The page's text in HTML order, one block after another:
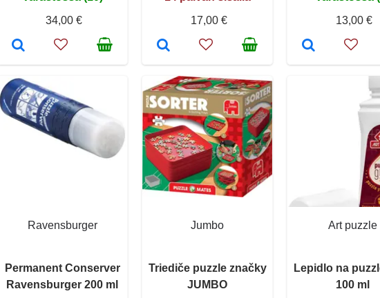
34,00 €
17,00 €
13,00 €
Ravensburger
Permanent Conserver
Ravensburger 200 ml
Jumbo
Triediče puzzle značky
JUMBO
Art puzzle
Lepidlo na
100 ml